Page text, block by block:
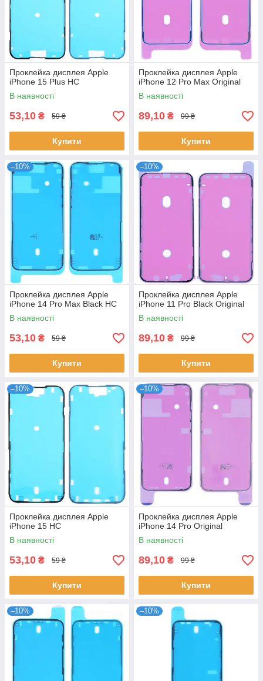
Проклейка дисплея Apple
iPhone 15 Plus HC
В наявності
53,10 ₴ 59 ₴
Купити
Проклейка дисплея Apple
iPhone 12 Pro Max Original
В наявності
89,10 ₴ 99 ₴
Купити
–10%
Проклейка дисплея Apple
iPhone 14 Pro Max Black HC
В наявності
53,10 ₴ 59 ₴
Купити
–10%
Проклейка дисплея Apple
iPhone 11 Pro Black Original
В наявності
89,10 ₴ 99 ₴
Купити
–10%
Проклейка дисплея Apple
iPhone 15 HC
В наявності
53,10 ₴ 59 ₴
Купити
–10%
Проклейка дисплея Apple
iPhone 14 Pro Original
В наявності
89,10 ₴ 99 ₴
Купити
–10% –10%